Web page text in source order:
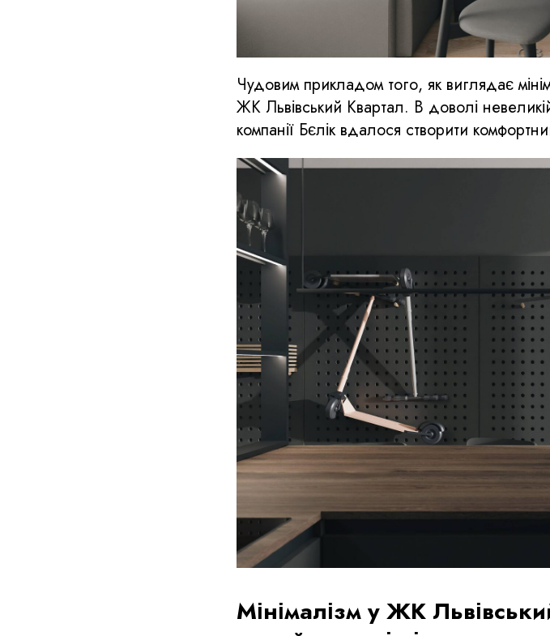
Чудовим прикладом того, як виглядає
ЖК Львівський Квартал. В доволі
компанії Бєлік вдалося створити
Мінімалізм у ЖК